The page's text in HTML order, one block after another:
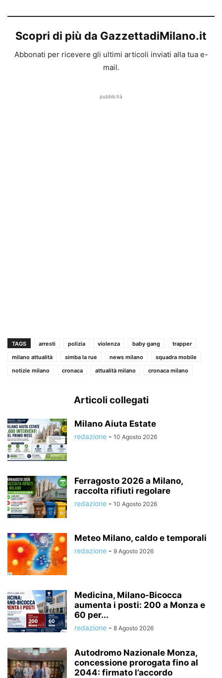
Scopri di più da GazzettadiMilano.it
Abbonati per ricevere gli ultimi articoli inviati alla tua e-
mail.
pubblicità
TAGS arresti polizia violenza baby gang
trapper
milano attualità
simba la rue news milano
squadra mobile
notizie milano
cronaca attualità milano cronaca milano
Articoli collegati
Milano Aiuta Estate
redazione - 10 Agosto 2026
Ferragosto 2026 a Milano,
raccolta rifiuti regolare
redazione - 10 Agosto 2026
Meteo Milano, caldo e temporali
redazione - 9 Agosto 2026
Medicina, Milano-Bicocca
aumenta i posti: 200 a Monza e
60 per...
redazione - 8 Agosto 2026
Autodromo Nazionale Monza,
concessione prorogata fino al
2044: firmato l’accordo